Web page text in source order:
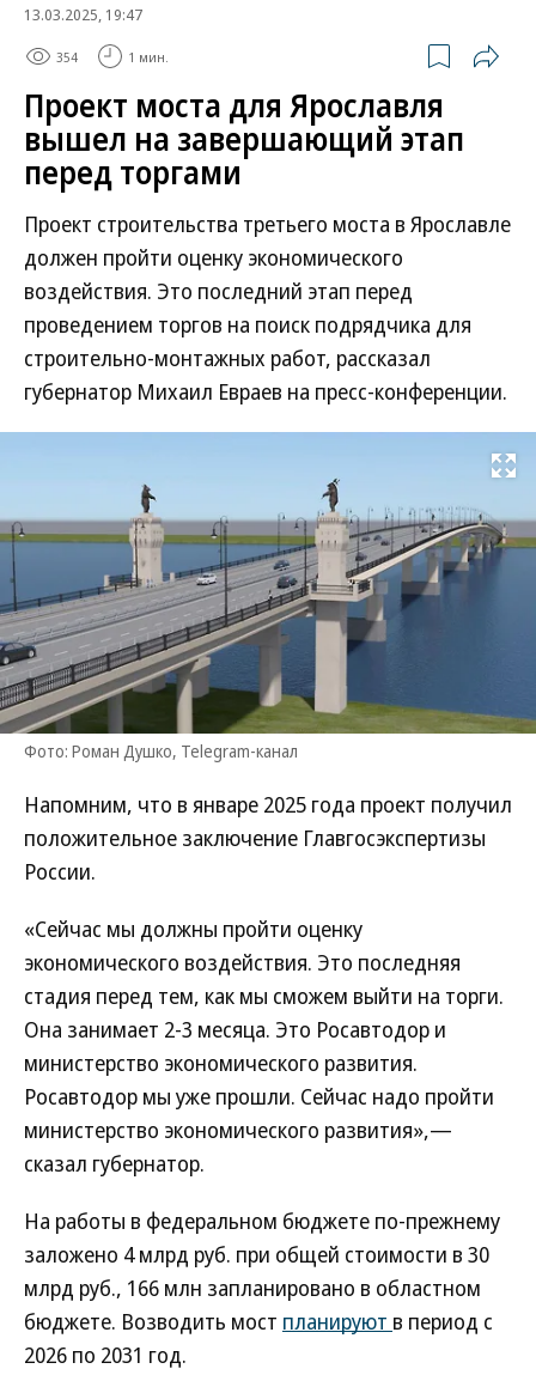
13.03.2025, 19:47
354 1 мин.
Проект моста для Ярославля
вышел на завершающий этап
перед торгами
Проект строительства третьего моста в Ярославле
должен пройти оценку экономического
воздействия. Это последний этап перед
проведением торгов на поиск подрядчика для
строительно-монтажных работ, рассказал
губернатор Михаил Евраев на пресс-конференции.
Развернуть
Фото: Роман Душко, Telegram-канал
Напомним, что в январе 2025 года проект получил
положительное заключение Главгосэкспертизы
России.
«Сейчас мы должны пройти оценку
экономического воздействия. Это последняя
стадия перед тем, как мы сможем выйти на торги.
Она занимает 2-3 месяца. Это Росавтодор и
министерство экономического развития.
Росавтодор мы уже прошли. Сейчас надо пройти
министерство экономического развития»,—
сказал губернатор.
На работы в федеральном бюджете по-прежнему
заложено 4 млрд руб. при общей стоимости в 30
млрд руб., 166 млн запланировано в областном
бюджете. Возводить мост планируют в период с
2026 по 2031 год.